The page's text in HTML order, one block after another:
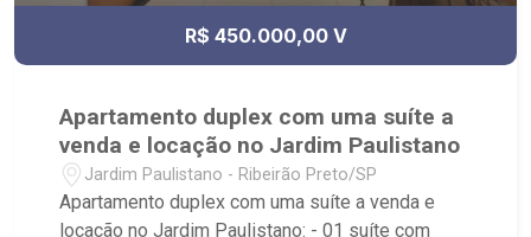
R$ 450.000,00 V
Apartamento duplex com uma suíte a
venda e locação no Jardim Paulistano
Jardim Paulistano - Ribeirão Preto/SP
Apartamento duplex com uma suíte a venda e
locação no Jardim Paulistano: - 01 suíte com